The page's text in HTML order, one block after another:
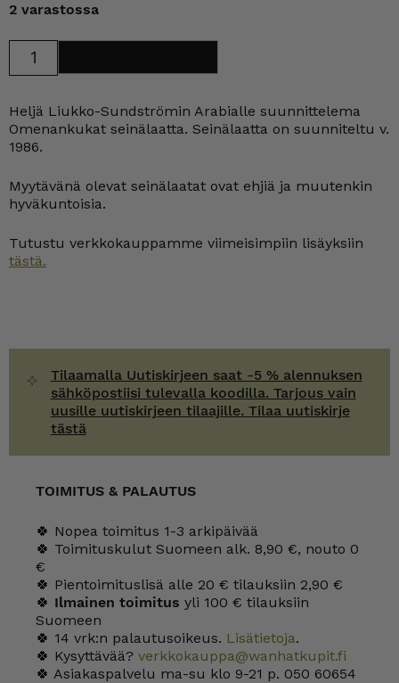
oli:
55,00 €.49,00 €.
2 varastossa
Omenankukat
HLS
määrä
Heljä Liukko-Sundströmin Arabialle suunnittelema
Omenankukat seinälaatta. Seinälaatta on suunniteltu v.
1986.
Myytävänä olevat seinälaatat ovat ehjiä ja muutenkin
hyväkuntoisia.
Tutustu verkkokauppamme viimeisimpiin lisäyksiin
tästä.
Tilaamalla Uutiskirjeen saat -5 % alennuksen
sähköpostiisi tulevalla koodilla. Tarjous vain
uusille uutiskirjeen tilaajille. Tilaa uutiskirje
tästä
TOIMITUS & PALAUTUS
🍀 Nopea toimitus 1-3 arkipäivää
🍀 Toimituskulut Suomeen alk. 8,90 €, nouto 0
€
🍀 Pientoimituslisä alle 20 € tilauksiin 2,90 €
🍀 Ilmainen toimitus yli 100 € tilauksiin
Suomeen
🍀 14 vrk:n palautusoikeus. Lisätietoja.
🍀 Kysyttävää? verkkokauppa@wanhatkupit.fi
🍀 Asiakaspalvelu ma-su klo 9-21 p. 050 60654